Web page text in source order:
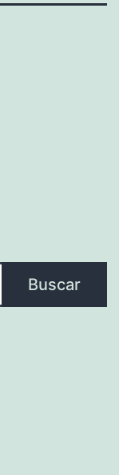
Buscar